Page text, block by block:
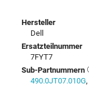
Hersteller
Dell
Ersatzteilnummer
7FYT7
Sub-Partnummern
490.0JT07.010G,